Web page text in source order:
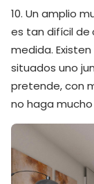
10. Un amplio
es tan difícil de
medida.
situados uno
pretende, con
no haga